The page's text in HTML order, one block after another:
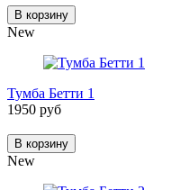
В корзину
New
Тумба Бетти 1
1950 руб
В корзину
New